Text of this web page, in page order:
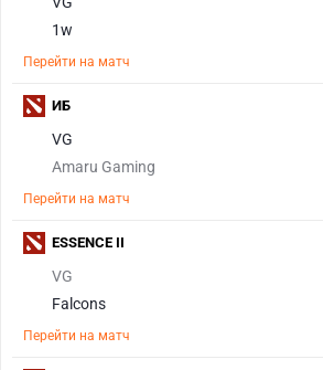
1w
Перейти на матч
VG
Amaru Gaming
Перейти на матч
ИБ
VG
Falcons
Перейти на матч
ESSENCE II